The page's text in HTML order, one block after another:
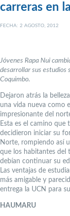
carreras en
FECHA: 2 AGOSTO, 2012
Jóvenes Rapa Nui
desarrollar sus estudios
Coquimbo.
Dejaron atrás la
una vida nueva como
impresionante del
Esta es el camino que
decidieron iniciar su
Norte, rompiendo así
que los habitantes del
debían continuar su
Las ventajas de
más amigable y
entrega la UCN para
HAUMARU